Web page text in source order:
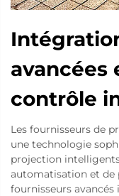
avancées
contrôle
Les fournisseurs de
une technologie
projection
automatisation et de
fournisseurs